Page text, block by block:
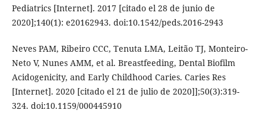
Pediatrics [Internet]. 2017 [citado el 28 de junio de
2020];140(1): e20162943. doi:10.1542/peds.2016-2943
Neves PAM, Ribeiro CCC, Tenuta LMA, Leitão TJ, Monteiro-
Neto V, Nunes AMM, et al. Breastfeeding, Dental Biofilm
Acidogenicity, and Early Childhood Caries. Caries Res
[Internet]. 2020 [citado el 21 de julio de 2020]];50(3):319-
324. doi:10.1159/000445910